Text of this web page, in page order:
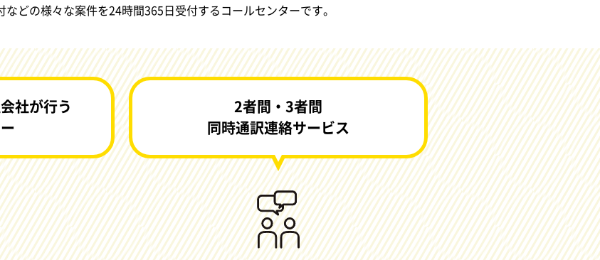
どの様々な案件を24時間365日受付するコールセンターです。
社が行う
2者間・3者間
同時通訳連絡サービス